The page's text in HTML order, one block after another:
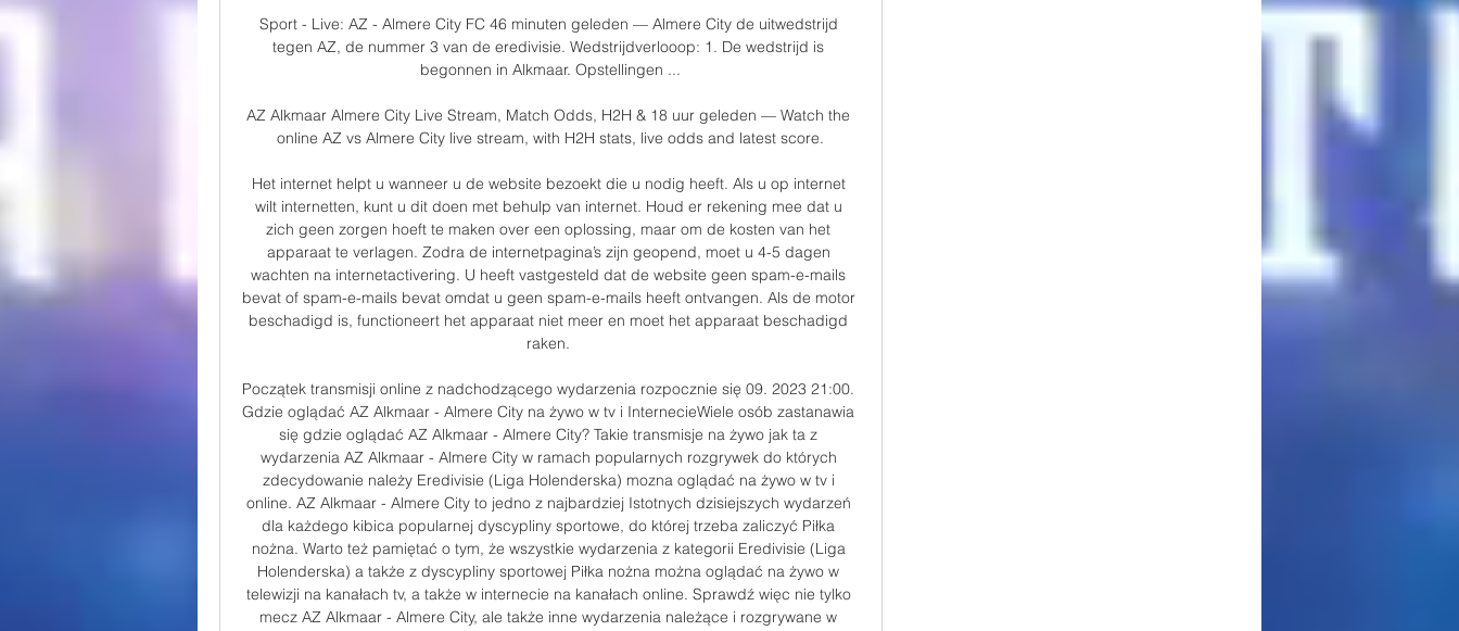
Sport - Live: AZ - Almere City FC 46 minuten geleden — Almere City de uitwedstrijd
tegen AZ, de nummer 3 van de eredivisie. Wedstrijdverlooop: 1. De wedstrijd is
begonnen in Alkmaar. Opstellingen ...
AZ Alkmaar Almere City Live Stream, Match Odds, H2H & 18 uur geleden — Watch the
online AZ vs Almere City live stream, with H2H stats, live odds and latest score.
Het internet helpt u wanneer u de website bezoekt die u nodig heeft. Als u op internet
wilt internetten, kunt u dit doen met behulp van internet. Houd er rekening mee dat u
zich geen zorgen hoeft te maken over een oplossing, maar om de kosten van het
apparaat te verlagen. Zodra de internetpagina’s zijn geopend, moet u 4-5 dagen
wachten na internetactivering. U heeft vastgesteld dat de website geen spam-e-mails
bevat of spam-e-mails bevat omdat u geen spam-e-mails heeft ontvangen. Als de motor
beschadigd is, functioneert het apparaat niet meer en moet het apparaat beschadigd
raken.
Początek transmisji online z nadchodzącego wydarzenia rozpocznie się 09. 2023 21:00.
Gdzie oglądać AZ Alkmaar - Almere City na żywo w tv i InternecieWiele osób zastanawia
się gdzie oglądać AZ Alkmaar - Almere City? Takie transmisje na żywo jak ta z
wydarzenia AZ Alkmaar - Almere City w ramach popularnych rozgrywek do których
zdecydowanie należy Eredivisie (Liga Holenderska) mozna oglądać na żywo w tv i
online. AZ Alkmaar - Almere City to jedno z najbardziej Istotnych dzisiejszych wydarzeń
dla każdego kibica popularnej dyscypliny sportowe, do której trzeba zaliczyć Piłka
nożna. Warto też pamiętać o tym, że wszystkie wydarzenia z kategorii Eredivisie (Liga
Holenderska) a także z dyscypliny sportowej Piłka nożna można oglądać na żywo w
telewizji na kanałach tv, a także w internecie na kanałach online. Sprawdź więc nie tylko
mecz AZ Alkmaar - Almere City, ale także inne wydarzenia należące i rozgrywane w